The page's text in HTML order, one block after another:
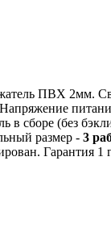
ПВХ 2мм.
в сборе (без
размер - 3
Гарантия 1